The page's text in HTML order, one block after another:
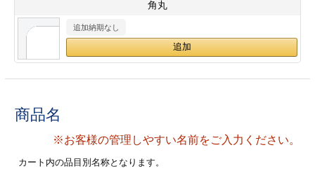
ィ・販促グッズ
＆盛り上げ印刷
イズ
型マル型印刷
ー印刷
印刷
印刷
2026年 9月
水 木 金
土
14
15
21
22
30
角丸
追加納期なし
商品名
※お客様の管理しやすい名前をご入力ください。
カート内の品目別名称となります。